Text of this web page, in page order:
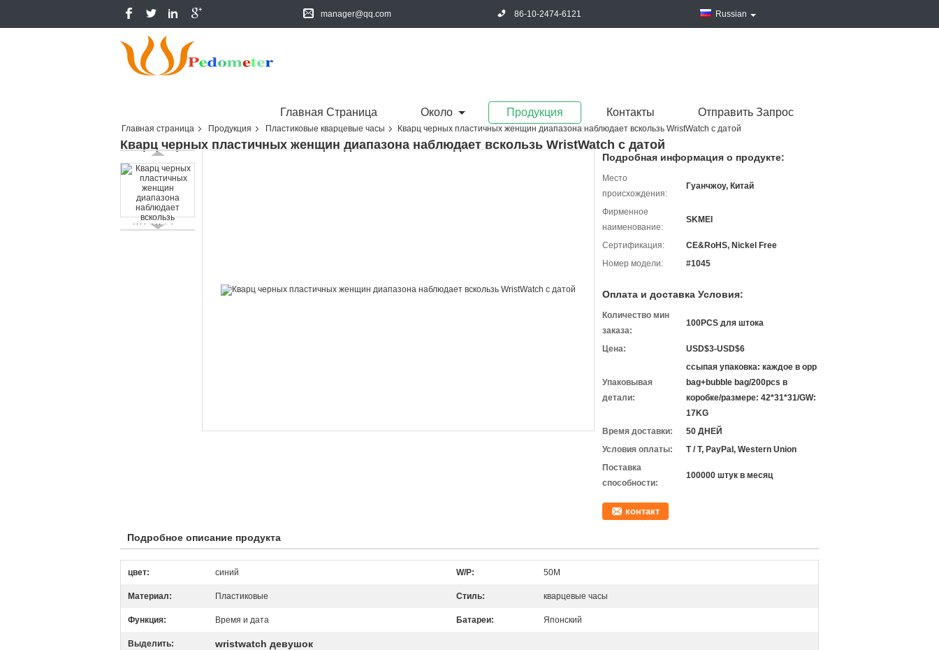
manager@qq.com 86-10-2474-6121 Russian
Главная Страница Около Продукция Контакты Отправить Запрос
Главная страница Продукция Пластиковые кварцевые часы Кварц черных пластичных женщин диапазона наблюдает вскользь WristWatch с датой
Кварц черных пластичных женщин диапазона наблюдает вскользь WristWatch с датой
Подробная информация о продукте:
Место
происхождения:
Гуанчжоу, Китай
Фирменное
наименование:
SKMEI
Сертификация:
CE&RoHS, Nickel Free
Номер модели:
#1045
Оплата и доставка Условия:
Количество мин
заказа:
100PCS для штока
Цена: USD$3-USD$6
Упаковывая
детали:
ссыпая упаковка: каждое в opp
bag+bubble bag/200pcs в
коробке/размере: 42*31*31/GW:
17KG
Время доставки:
50 ДНЕЙ
Условия оплаты:
T / T, PayPal, Western Union
Поставка
способности:
100000 штук в месяц
контакт
Подробное описание продукта
цвет: синий W/P: 50M
Материал: Пластиковые Стиль: кварцевые часы
Функция: Время и дата Батареи: Японский
Выделить: wristwatch девушок